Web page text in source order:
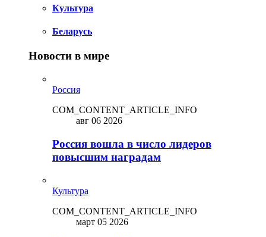
Культура
Беларусь
Новости в мире
Россия
COM_CONTENT_ARTICLE_INFO
авг 06 2026
Россия вошла в число лидеров
повысшим наградам
Культура
COM_CONTENT_ARTICLE_INFO
март 05 2026